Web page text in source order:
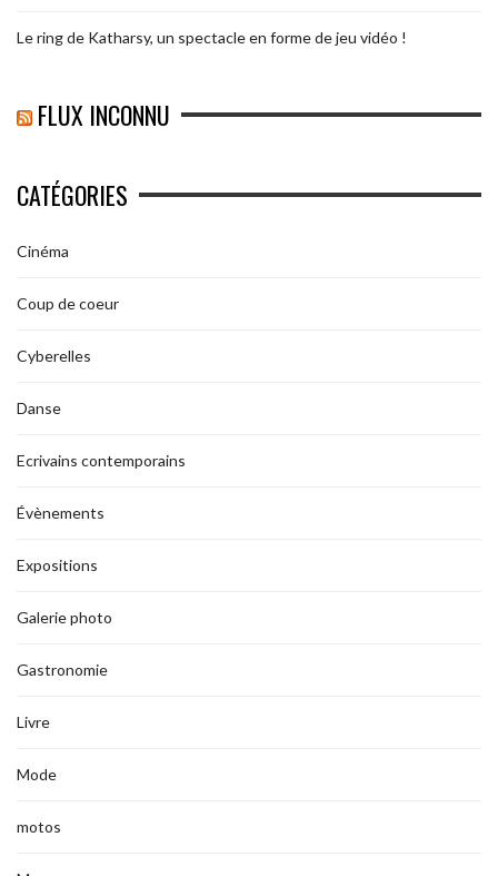
Le ring de Katharsy, un spectacle en forme de jeu vidéo !
FLUX INCONNU
CATÉGORIES
Cinéma
Coup de coeur
Cyberelles
Danse
Ecrivains contemporains
Évènements
Expositions
Galerie photo
Gastronomie
Livre
Mode
motos